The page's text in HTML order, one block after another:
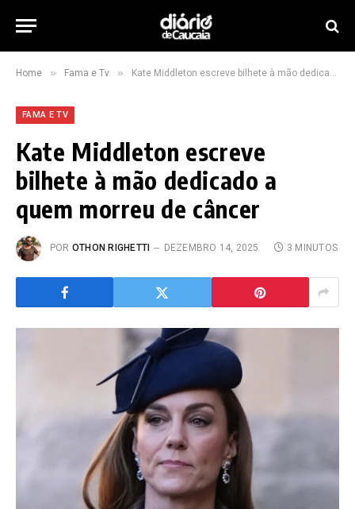
Home » Fama e Tv » Kate Middleton escreve bilhete à mão dedicado a quem morreu de câncer
FAMA E TV
Kate Middleton escreve
bilhete à mão dedicado a
quem morreu de câncer
POR OTHON RIGHETTI DEZEMBRO 14, 2025 3 MINUTOS